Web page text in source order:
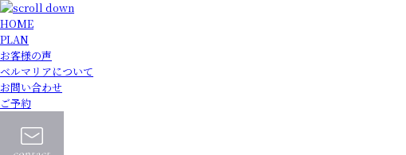
HOME
PLAN
お客様の声
ベルマリアについて
お問い合わせ
ご予約